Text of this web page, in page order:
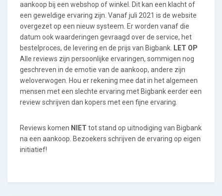
aankoop bij een webshop of winkel. Dit kan een klacht of
een geweldige ervaring zijn. Vanaf juli 2021 is de website
overgezet op een nieuw systeem. Er worden vanaf die
datum ook waarderingen gevraagd over de service, het
bestelproces, de levering en de prijs van Bigbank. LET OP
Alle reviews zijn persoonlijke ervaringen, sommigen nog
geschreven in de emotie van de aankoop, andere zijn
weloverwogen. Hou er rekening mee dat in het algemeen
mensen met een slechte ervaring met Bigbank eerder een
review schrijven dan kopers met een fijne ervaring.
Reviews komen NIET tot stand op uitnodiging van Bigbank
na een aankoop. Bezoekers schrijven de ervaring op eigen
initiatief!